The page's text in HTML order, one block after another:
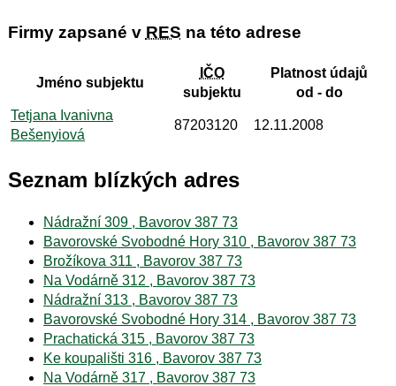
Firmy zapsané v RES na této adrese
Jméno subjektu
IČO
subjektu
Platnost údajů
od - do
Tetjana Ivanivna
Bešenyiová
87203120 12.11.2008
Seznam blízkých adres
Nádražní 309 , Bavorov 387 73
Bavorovské Svobodné Hory 310 , Bavorov 387 73
Brožíkova 311 , Bavorov 387 73
Na Vodárně 312 , Bavorov 387 73
Nádražní 313 , Bavorov 387 73
Bavorovské Svobodné Hory 314 , Bavorov 387 73
Prachatická 315 , Bavorov 387 73
Ke koupališti 316 , Bavorov 387 73
Na Vodárně 317 , Bavorov 387 73